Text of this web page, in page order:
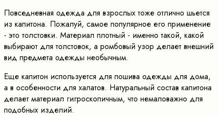
Повседневная одежда для взрослых тоже отлично шьется
из капитона. Пожалуй, самое популярное его применение
- это толстовки. Материал плотный - именно такой, какой
выбирают для толстовок, а ромбовый узор делает внешний
вид предмета одежды необычным.
Еще капитон используется для пошива одежды для дома,
а в особенности для халатов. Натуральный состав капитона
делает материал гигроскопичным, что немаловажно для
подобных изделий.